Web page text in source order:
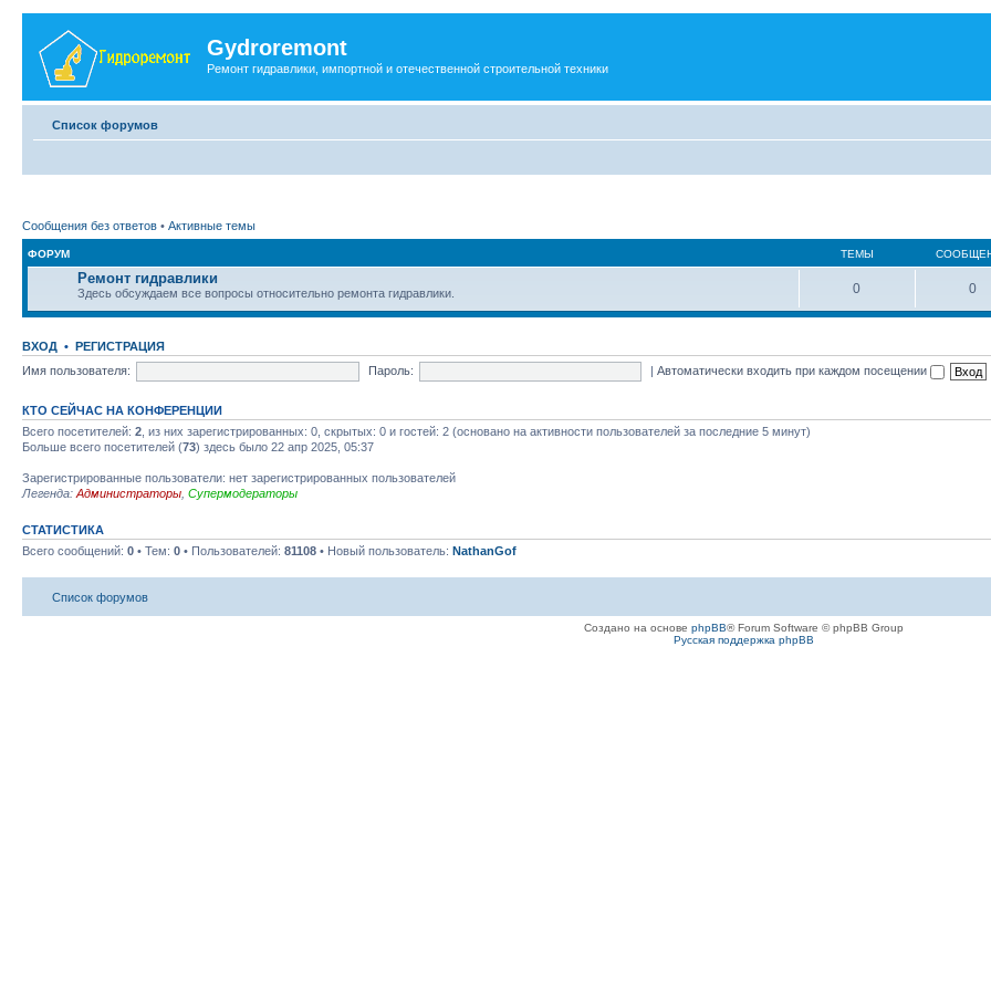
Gydroremont
Ремонт гидравлики, импортной и отечественной строительной техники
Список форумов
Сообщения без ответов • Активные темы
ФОРУМ ТЕМЫ
Ремонт гидравлики
Здесь обсуждаем все вопросы относительно ремонта гидравлики. 0 0
ВХОД • РЕГИСТРАЦИЯ
Имя пользователя:
Пароль: |Автоматически входить при каждом посещении
КТО СЕЙЧАС НА КОНФЕРЕНЦИИ
Всего посетителей: 2 , из них зарегистрированных: 0, скрытых: 0 и гостей: 2 (основано на активности пользователей за последние 5 минут)
Больше всего посетителей (73) здесь было 22 апр 2025, 05:37
Зарегистрированные пользователи: нет зарегистрированных пользователей
Легенда: Администраторы Супермодераторы
СТАТИСТИКА
Всего сообщений: 0 • Тем: 0 • Пользователей: 81108 • Новый пользователь: NathanGof
Список форумов
Создано на основе phpBB® Forum Software © phpBB Group
Русская поддержка phpBB